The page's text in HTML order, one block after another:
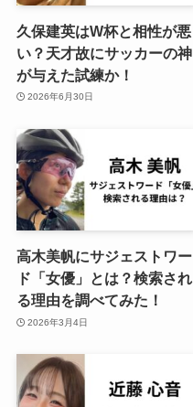
久保建英はW杯と相性が悪
い？天才故にサッカーの神
が与えた試練か！
2026年6月30日
高木美帆にサジェストワー
ド「女優」とは？検索され
る理由を調べてみた！
2026年3月4日